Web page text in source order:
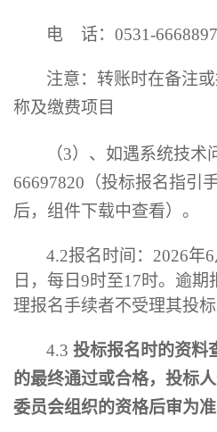
电 话： 0531-
注意：转账时在备注
称及缴费项目
（3）、如遇系统技术
66697820（投标报名指引
后，组件下载中查看）。
4.2报名时间： 2026年6
日 ， 每日9时至17时。 逾期
理报名手续者不受理其投标
4.3 投标报名时的资料
的最终通过或合格，投标
委员会组织的资格后审为准